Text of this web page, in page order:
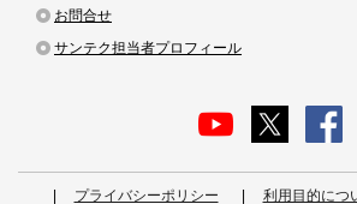
お問合せ
サンテク担当者プロフィール
プライバシーポリシー 利用目的につ